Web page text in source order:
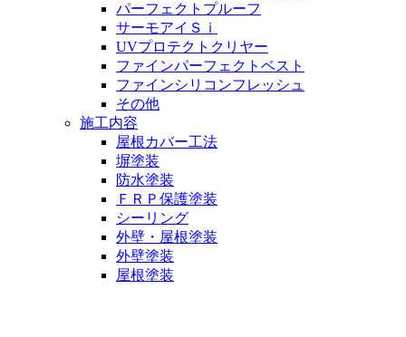
パーフェクトプルーフ
サーモアイＳｉ
UVプロテクトクリヤー
ファインパーフェクトベスト
ファインシリコンフレッシュ
その他
施工内容
屋根カバー工法
塀塗装
防水塗装
ＦＲＰ保護塗装
シーリング
外壁・屋根塗装
外壁塗装
屋根塗装